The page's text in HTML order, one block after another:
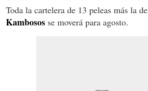
Toda la cartelera de 13 peleas más la de
Kambosos se moverá para agosto.